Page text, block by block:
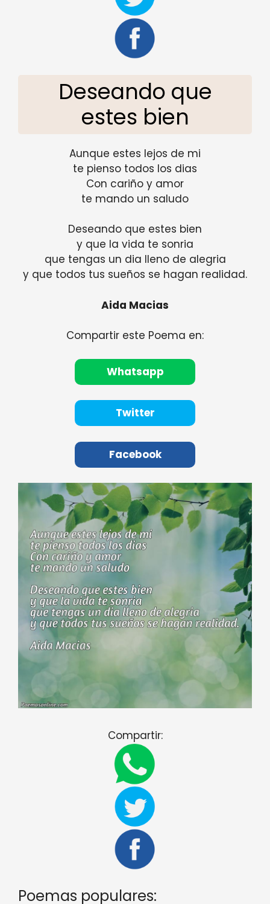
Deseando que
estes bien
Aunque estes lejos de mi
te pienso todos los dias
Con cariño y amor
te mando un saludo
Deseando que estes bien
y que la vida te sonria
que tengas un dia lleno de alegria
y que todos tus sueños se hagan realidad.
Aida Macias
Compartir este Poema en:
Whatsapp
Twitter
Facebook
Compartir:
Poemas populares: